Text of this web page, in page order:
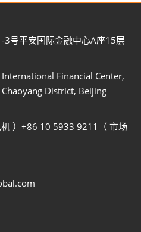
号平安国际金融中心A座15层
Financial Center,
District, Beijing
）+86 10 5933 9211（ 市场